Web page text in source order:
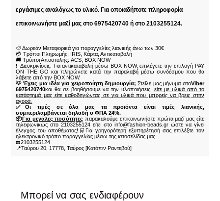
εργάσιμες αναλόγως το υλικό. Για οποιαδήποτε πληροφορία
επικοινωνήστε μαζί μας στο 6975420740 ή στο 2103255124.
🦥 Δωρεάν Μεταφορικά για παραγγελίες λιανικής άνω των 30€
💳 Τρόποι Πληρωμής: IRIS, Κάρτα, Αντικαταβολή
🚚 Τρόποι Αποστολής: ACS, BOX NOW
❗ Διευκρινίσεις: Για αντικαταβολή μέσω BOX NOW, επιλέγετε την επιλογή PAY
ON THE GO και πληρώνετε κατά την παραλαβή μέσω συνδέσμου που θα
λάβετε από την BOX NOW.
💡Έχεις μια ιδέα για χειροποίητη δημιουργία; Στείλε μας μήνυμα στοViber
6975420740και θα σε βοηθήσουμε να την υλοποιήσεις, είτε με υλικά από το
κατάστημά μας είτε καθοδηγώντας σε για υλικά που μπορείς να βρεις στην
αγορά.
✅Οι τιμές σε όλα μας τα προϊόντα είναι τιμές λιανικής,
συμπεριλαμβάνεται δηλαδή ο ΦΠΑ 24%.
📦Για μεγάλες ποσότητες παρακαλούμε επικοινωνήστε πρώτα μαζί μας είτε
τηλεφωνικώς στο 2103255124 είτε στο info@fashion-beads.gr ώστε να γίνει
έλεγχος του αποθέματος!🛒Για γρηγορότερη εξυπηρέτησή σας επιλέξτε τον
ηλεκτρονικό τρόπο παραγγελίας μέσω της ιστοσελίδας μας.
☎️2103255124
📍Ταύρου 20, 17778, Ταύρος [Κατόπιν Ραντεβού]
Μπορεί να σας ενδιαφέρουν